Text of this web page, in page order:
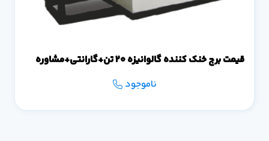
قیمت برج خنک کننده گالوانیزه 20 تن+گارانتی+مشاوره
ناموجود